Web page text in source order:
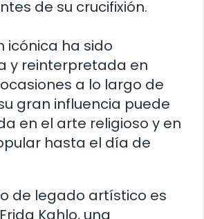
de su crucifixión.
icónica ha sido
y reinterpretada en
a lo largo de
gran influencia puede
en el arte religioso y en
hasta el día de
de legado artístico es
Kahlo, una